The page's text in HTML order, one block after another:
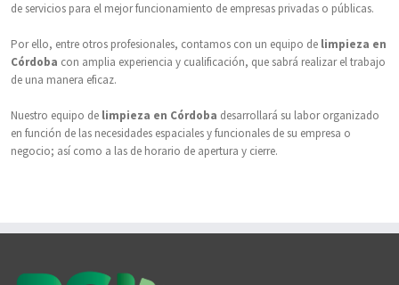
de servicios para el mejor funcionamiento de empresas privadas o públicas.
Por ello, entre otros profesionales, contamos con un equipo de limpieza en
Córdoba con amplia experiencia y cualificación, que sabrá realizar el trabajo
de una manera eficaz.
Nuestro equipo de limpieza en Córdoba desarrollará su labor organizado
en función de las necesidades espaciales y funcionales de su empresa o
negocio; así como a las de horario de apertura y cierre.